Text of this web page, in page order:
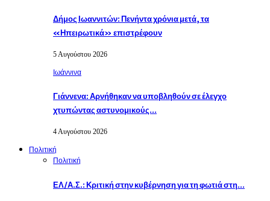
Δήμος Ιωαννιτών: Πενήντα χρόνια μετά, τα
«Ηπειρωτικά» επιστρέφουν
5 Αυγούστου 2026
Ιωάννινα
Γιάννενα: Αρνήθηκαν να υποβληθούν σε έλεγχο
χτυπώντας αστυνομικούς…
4 Αυγούστου 2026
Πολιτική
Πολιτική
ΕΛ/Α.Σ.: Κριτική στην κυβέρνηση για τη φωτιά στη…